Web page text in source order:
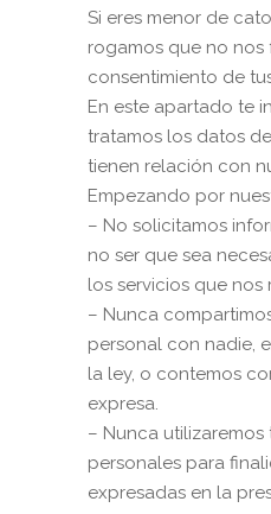
Si eres menor de
rogamos que no nos
consentimiento de
En este apartado te
tratamos los datos
tienen relación con
Empezando por
– No solicitamos
no ser que sea
los servicios que nos
– Nunca
personal con nadie,
la ley, o contemos
expresa.
– Nunca utilizaremos
personales para
expresadas en la